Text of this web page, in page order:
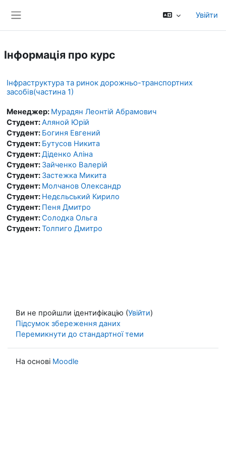
Увійти
Інформація про курс
Інфраструктура та ринок дорожньо-транспортних
засобів(частина 1)
Менеджер: Мурадян Леонтій Абрамович
Студент:Аляной Юрій
Студент: Богиня Евгений
Студент: Бутусов Никита
Студент:Діденко Аліна
Студент: Зайченко Валерій
Студент: Застежка Микита
Студент: Молчанов Олександр
Студент: Недєльський Кирило
Студент: Пеня Дмитро
Студент:Солодка Ольга
Студент:Толпиго Дмитро
Ви не пройшли ідентифікацію (Увійти)
Підсумок збереження даних
Перемикнути до стандартної теми
На основі Moodle